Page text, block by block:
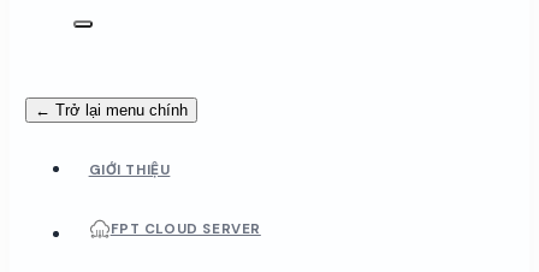
← Trở lại menu chính
GIỚI THIỆU
FPT CLOUD SERVER